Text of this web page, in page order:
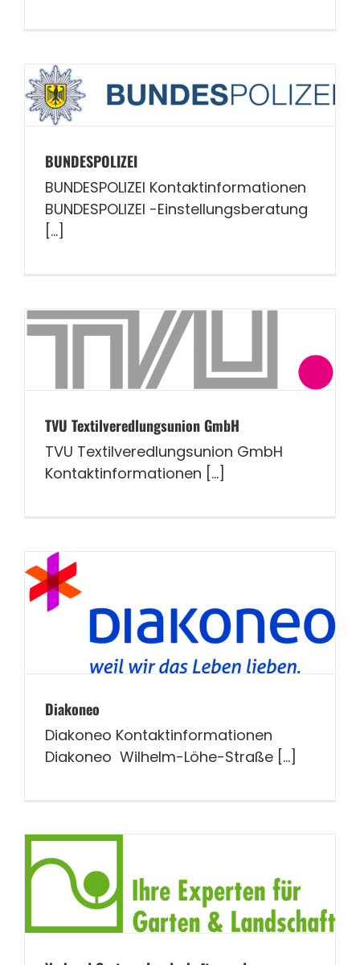
BUNDESPOLIZEI
BUNDESPOLIZEI Kontaktinformationen
BUNDESPOLIZEI -Einstellungsberatung
[...]
TVU Textilveredlungsunion GmbH
TVU Textilveredlungsunion GmbH
Kontaktinformationen [...]
Diakoneo
Diakoneo Kontaktinformationen
Diakoneo Wilhelm-Löhe-Straße [...]